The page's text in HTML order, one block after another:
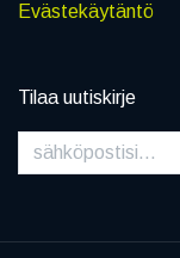
Evästekäytäntö
Tilaa uutiskirje